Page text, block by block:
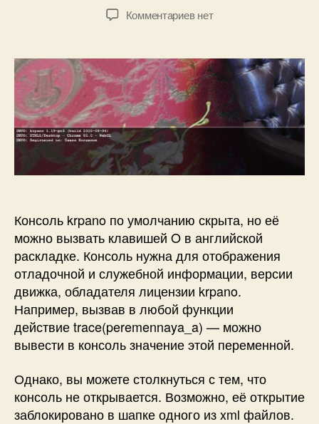
записи
л
г
д
а
о
записи
.
1
5
Комментариевк
krpano
и
как
ней
нет
Консоль krpano по умолчанию скрыта, но её
можно вызвать клавишей O в английской
раскладке. Консоль нужна для отображения
отладочной и служебной информации, версии
движка, обладателя лицензии krpano.
Например, вызвав в любой функции
действиеtrace(peremennaya_a) — можно
вывести в консоль значение этой переменной.
Однако, вы можете столкнуться с тем, что
консоль не открывается. Возможно, её открытие
заблокировано в шапке одного из xml файлов.